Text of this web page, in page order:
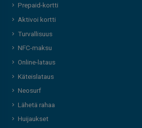
Prepaid-kortti
Aktivoi kortti
Turvallisuus
NFC-maksu
Online-lataus
Käteislataus
Neosurf
Lähetä rahaa
Huijaukset